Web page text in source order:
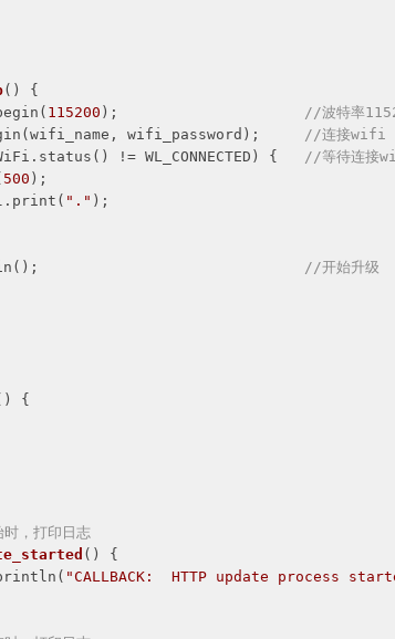
()
{
115200 ); //波特率
wifi_password);
//连接wifi
!= WL_CONNECTED) { //等待连接
500 );
"." );
//开始升级
{
，打印日志
()
{
"CALLBACK:  HTTP update process